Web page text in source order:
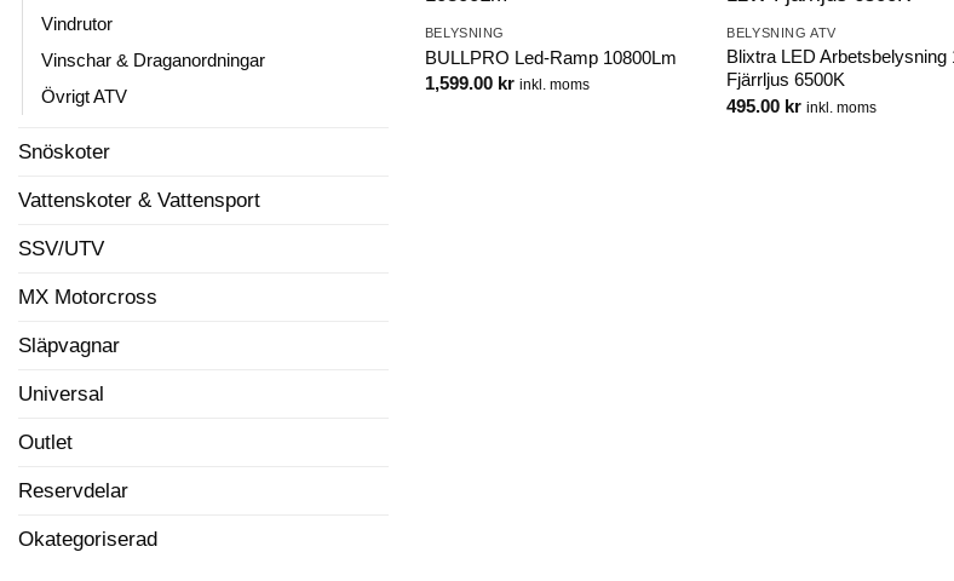
Vindrutor
Vinschar & Draganordningar
Övrigt ATV
Snöskoter
Vattenskoter & Vattensport
SSV/UTV
MX Motorcross
Släpvagnar
Universal
Outlet
Reservdelar
Okategoriserad
BELYSNING
BULLPRO Led-Ramp 10800Lm
1,599.00 kr inkl. moms
BELYSNING ATV
Blixtra LED Arbetsbelysning
Fjärrljus 6500K
495.00 kr inkl. moms